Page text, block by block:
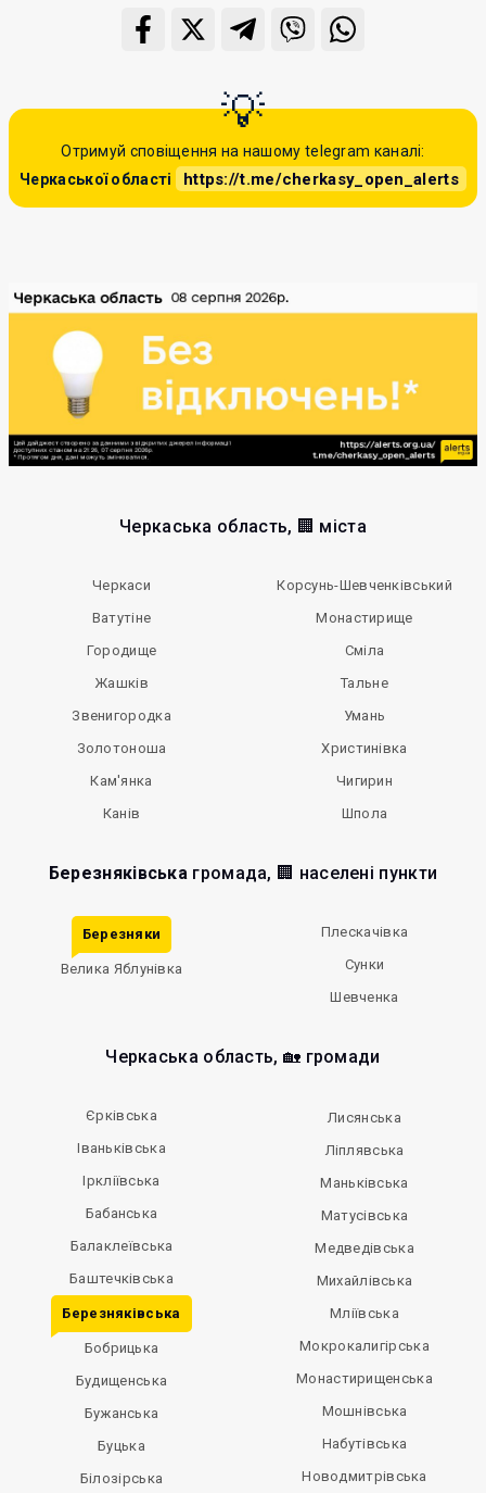
Отримуй сповіщення на нашому telegram каналі:
Черкаської області
https://t.me/cherkasy_open_alerts
Черкаська область, 🏢 міста
Черкаси
Ватутіне
Городище
Жашків
Звенигородка
Золотоноша
Кам'янка
Канів
Корсунь-Шевченківський
Монастирище
Сміла
Тальне
Умань
Христинівка
Чигирин
Шпола
Березняківська громада, 🏢 населені пункти
Березняки
Велика Яблунівка
Плескачівка
Сунки
Шевченка
Черкаська область, 🏡 громади
Єрківська
Іваньківська
Іркліївська
Бабанська
Балаклеївська
Баштечківська
Березняківська
Бобрицька
Будищенська
Бужанська
Буцька
Білозірська
Лисянська
Ліплявська
Маньківська
Матусівська
Медведівська
Михайлівська
Мліївська
Мокрокалигірська
Монастирищенська
Мошнівська
Набутівська
Новодмитрівська